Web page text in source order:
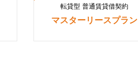
転貸型 普通賃貸借契約
マスターリースプラン